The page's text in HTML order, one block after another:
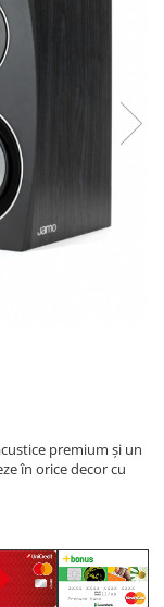
premium și un
în orice decor cu